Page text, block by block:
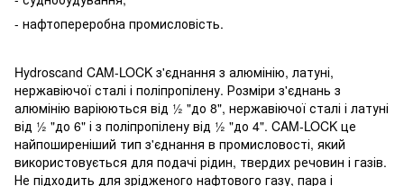
- нафтопереробна промисловість.
Hydroscand CAM-LOCK з'єднання з алюмінію, латуні,
нержавіючої сталі і поліпропілену. Розміри з'єднань з
алюмінію варіюються від ½ "до 8", нержавіючої сталі і латуні
від ½ "до 6" і з поліпропілену від ½ "до 4". CAM-LOCK це
найпоширеніший тип з'єднання в промисловості, який
використовується для подачі рідин, твердих речовин і газів.
Не підходить для зрідженого нафтового газу, пара і